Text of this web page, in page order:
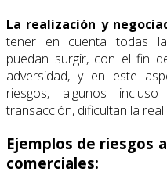
La realización y
tener en cuenta todas
puedan surgir, con el fin
adversidad, y en este
riesgos, algunos
transacción, dificultan la
Ejemplos de riesgos
comerciales: